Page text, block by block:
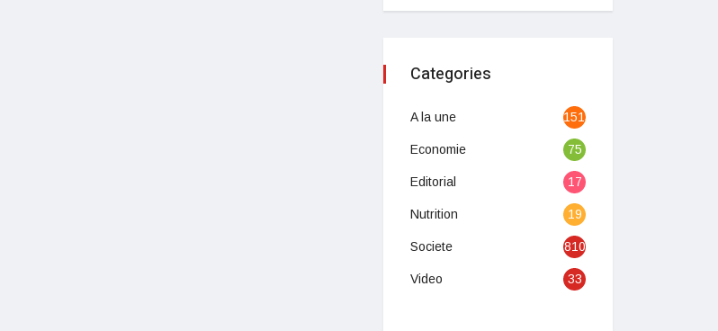
Categories
A la une 1513
Economie 75
Editorial 17
Nutrition 19
Societe 810
Video 33